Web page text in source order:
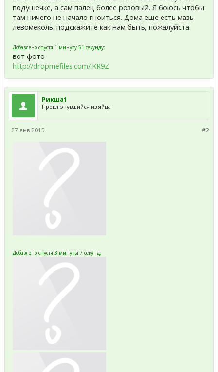
подушечке, а сам палец более розовый. Я боюсь чтобы
там ничего не начало гноиться. Дома еще есть мазь
левомеколь. подскажите как нам быть, пожалуйста.
Добавлено спустя 1 минуту 51 секунду:
вот фото
http://dropmefiles.com/lKR9Z
Рикша1
Проклюнувшийся из яйца
#2
27 янв 2015
Добавлено спустя 3 минуты 7 секунд: